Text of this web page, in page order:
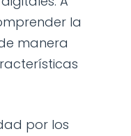
la
manera
por los